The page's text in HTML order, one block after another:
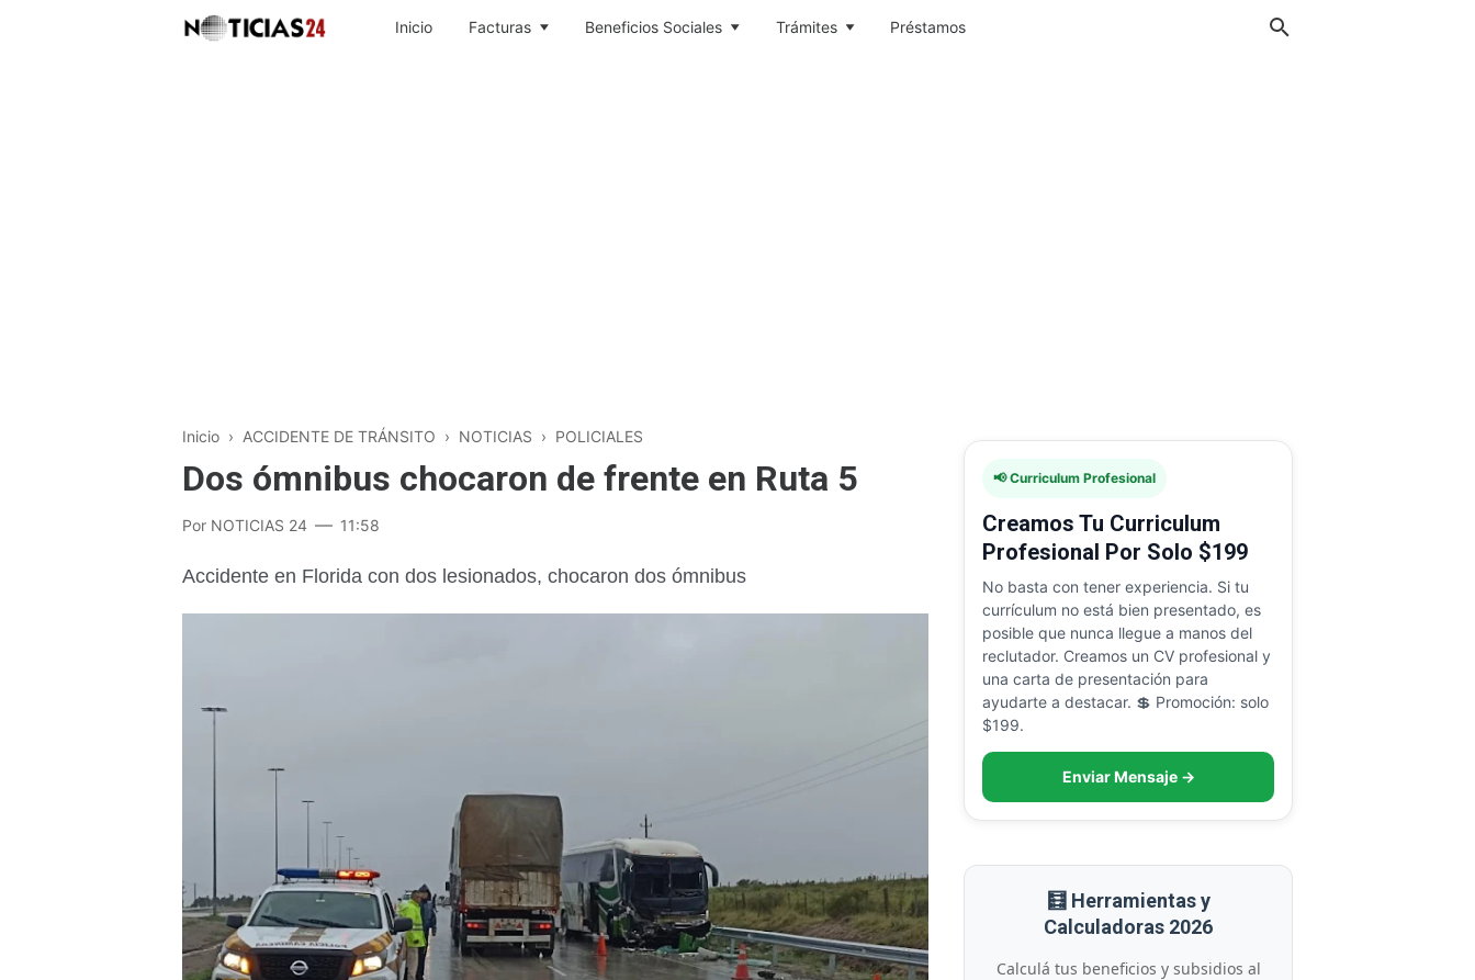
Inicio Facturas Beneficios Sociales Trámites Préstamos
Inicio › ACCIDENTE DE TRÁNSITO › NOTICIAS › POLICIALES
Dos ómnibus chocaron de frente en Ruta 5
Por NOTICIAS 24 11:58
Accidente en Florida con dos lesionados, chocaron dos ómnibus
📢 Curriculum Profesional
Creamos Tu Curriculum
Profesional Por Solo $199
No basta con tener experiencia. Si tu
currículum no está bien presentado, es
posible que nunca llegue a manos del
reclutador. Creamos un CV profesional y
una carta de presentación para
ayudarte a destacar. 💲 Promoción: solo
$199.
Enviar Mensaje →
🧮 Herramientas y
Calculadoras 2026
Calculá tus beneficios y subsidios al